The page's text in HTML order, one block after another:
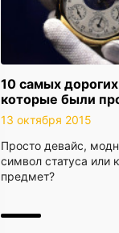
10 самых
которые были
13 октября 2015
Просто девайс,
символ статуса или
предмет?